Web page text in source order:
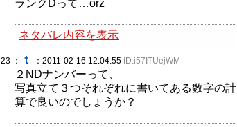
ランクDって…orz
ネタバレ内容を表示
23 ： ｔ ：2011-02-16 12:04:55 ID:i57ITUejWM
２NDナンバーって、
写真立て３つそれぞれに書いてある数字の計
算で良いのでしょうか？